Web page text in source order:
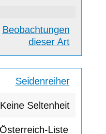
Beobachtungen
dieser Art
Seidenreiher
Keine Seltenheit